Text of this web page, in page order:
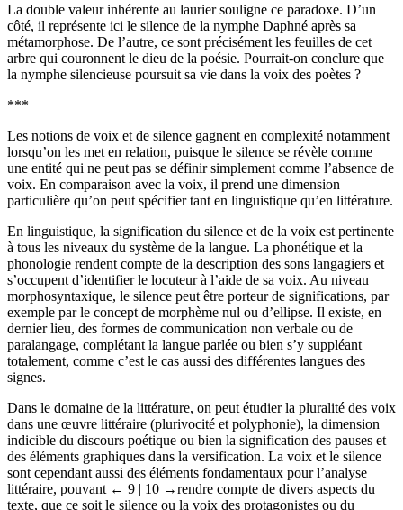
La double valeur inhérente au laurier souligne ce paradoxe. D’un
côté, il représente ici le silence de la nymphe Daphné après sa
métamorphose. De l’autre, ce sont précisément les feuilles de cet
arbre qui couronnent le dieu de la poésie. Pourrait-on conclure que
la nymphe silencieuse poursuit sa vie dans la voix des poètes ?
***
Les notions de voix et de silence gagnent en complexité notamment
lorsqu’on les met en relation, puisque le silence se révèle comme
une entité qui ne peut pas se définir simplement comme l’absence de
voix. En comparaison avec la voix, il prend une dimension
particulière qu’on peut spécifier tant en linguistique qu’en littérature.
En linguistique, la signification du silence et de la voix est pertinente
à tous les niveaux du système de la langue. La phonétique et la
phonologie rendent compte de la description des sons langagiers et
s’occupent d’identifier le locuteur à l’aide de sa voix. Au niveau
morphosyntaxique, le silence peut être porteur de significations, par
exemple par le concept de morphème nul ou d’ellipse. Il existe, en
dernier lieu, des formes de communication non verbale ou de
paralangage, complétant la langue parlée ou bien s’y suppléant
totalement, comme c’est le cas aussi des différentes langues des
signes.
Dans le domaine de la littérature, on peut étudier la pluralité des voix
dans une œuvre littéraire (plurivocité et polyphonie), la dimension
indicible du discours poétique ou bien la signification des pauses et
des éléments graphiques dans la versification. La voix et le silence
sont cependant aussi des éléments fondamentaux pour l’analyse
littéraire, pouvant ← 9 | 10 →rendre compte de divers aspects du
texte, que ce soit le silence ou la voix des protagonistes ou du